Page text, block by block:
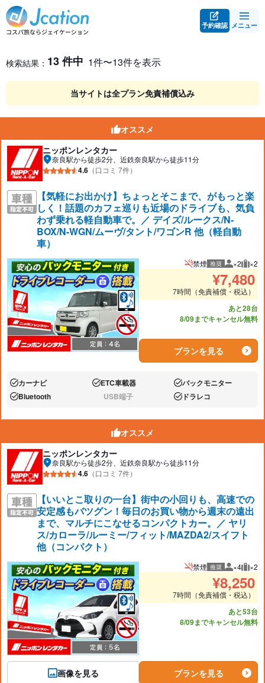
予約確認 メニュー
レンタカー検索・比較
レンタカー検索結果
検索結果： 13 件中 1件〜13件を表示
当サイトは全プラン免責補償込み
オススメ
ニッポンレンタカー
奈良駅から徒歩2分、近鉄奈良駅から徒歩11分
4.6 （口コミ 7件）
【気軽にお出かけ】ちょっとそこまで、がもっと楽
しく！話題のカフェ巡りも近場のドライブも、気負
わず乗れる軽自動車で。／ デイズ/ルークス/N-
BOX/N-WGN/ムーヴ/タント/ワゴンR 他（軽自動
車）
禁煙 推奨 推奨人数
×2 推奨
×2
¥7,480
7時間（免責補償・税込）
あと28台
8/09までキャンセル無料
プランを見る
あり:カーナビ あり:ETC車載器 あり:バックモニター
あり:Bluetooth なし:USB端子 あり:ドラレコ
オススメ
ニッポンレンタカー
奈良駅から徒歩2分、近鉄奈良駅から徒歩11分
4.6 （口コミ 7件）
【いいとこ取りの一台】街中の小回りも、高速での
安定感もバツグン！毎日のお買い物から週末の遠出
まで、マルチにこなせるコンパクトカー。／ ヤリ
ス/カローラ/ルーミー/フィット/MAZDA2/スイフト
他（コンパクト）
画像を見る
禁煙 推奨 推奨人数
×4 推奨
×2
¥8,250
7時間（免責補償・税込）
あと53台
8/09までキャンセル無料
プランを見る